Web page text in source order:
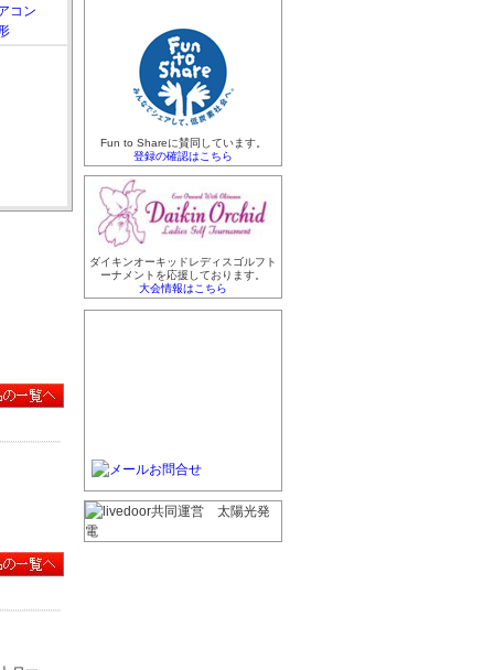
コン
Fun to Shareに賛同しています。
登録の確認はこちら
ダイキンオーキッドレディスゴルフト
ーナメントを応援しております。
大会情報はこちら